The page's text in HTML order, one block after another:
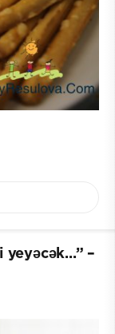
yeyəcək...” –